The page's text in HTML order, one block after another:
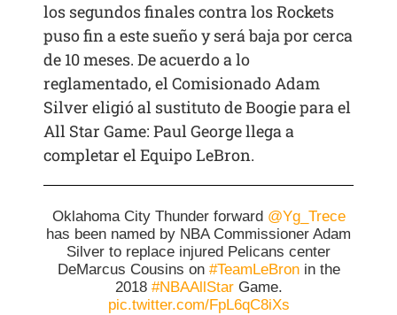
los segundos finales contra los Rockets
puso fin a este sueño y será baja por cerca
de 10 meses. De acuerdo a lo
reglamentado, el Comisionado Adam
Silver eligió al sustituto de Boogie para el
All Star Game: Paul George llega a
completar el Equipo LeBron.
Oklahoma City Thunder forward @Yg_Trece
has been named by NBA Commissioner Adam
Silver to replace injured Pelicans center
DeMarcus Cousins on #TeamLeBronin the
2018 #NBAAllStarGame.
pic.twitter.com/FpL6qC8iXs